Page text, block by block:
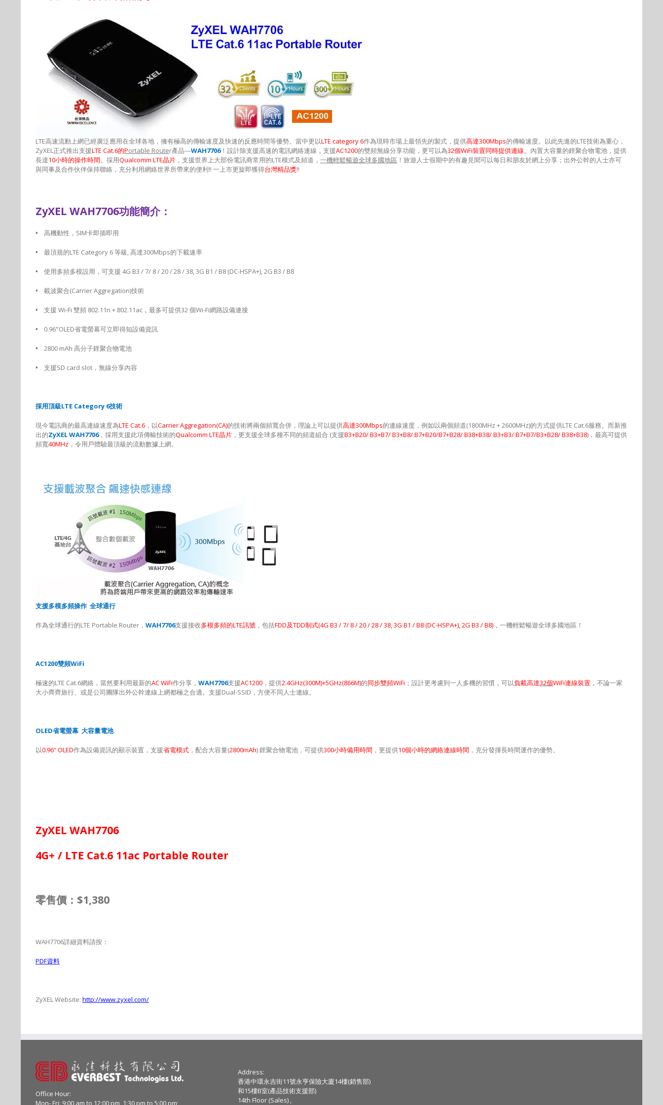
LTE高速流動上網已經廣泛應用在全球各地，擁有極高的傳輸速度及快速的反應時間等優勢。當中更以LTE category 6作為現時市場上最領先的製式，提供高達300Mbps的傳輸速度。以此先進的LTE技術為重心，
ZyXEL正式推出支援LTE Cat.6的Portable Router產品—WAH7706！設計除支援高速的電訊網絡連線，支援AC1200的雙頻無線分享功能，更可以為32個WiFi裝置同時提供連線。內置大容量的鋰聚合物電池，提供
長達10小時的操作時間。採用Qualcomm LTE晶片 ，支援世界上大部份電訊商常用的LTE模式及頻道， 一機輕鬆暢遊全球多國地區 ！旅遊人士假期中的有趣見聞可以每日和朋友於網上分享；出外公幹的人士亦可
與同事及合作伙伴保持聯絡，充分利用網絡世界所帶來的便利!! 一上市更旋即獲得台灣精品獎!!
ZyXEL WAH7706功能簡介：
• 高機動性， SIM卡即插即用
• 最頂規的LTE Category 6等級,高達300Mbps的下載速率
• 使用多頻多模設用，可支援 4G B3 / 7/ 8 / 20 / 28 / 38, 3G B1 / B8 (DC-HSPA+), 2G B3 / B8
• 載波聚合(Carrier Aggregation)技術
• 支援 Wi-Fi 雙頻 802.11n + 802.11ac ，最多可提供32個Wi-Fi網路設備連接
• 0.96”OLED省電螢幕可立即得知設備資訊
• 2800 mAh 高分子鋰聚合物電池
• 支援SD card slot ，無線分享內容
採用頂級LTE Category 6技術
現今電訊商的最高連線速度為LTE Cat.6 ，以Carrier Aggregation(CA)的技術將兩個頻寬合併，理論上可以提供高達300Mbps的連線速度，例如以兩個頻道(1800MHz + 2600MHz)的方式提供LTE Cat.6服務。而新推
出的ZyXEL WAH7706，採用支援此項傳輸技術的Qualcomm LTE晶片 ，更支援全球多種不同的頻道組合 (支援B3+B20/ B3+B7/ B3+B8/ B7+B20/B7+B28/ B38+B38/ B3+B3/ B7+B7/B3+B28/ B38+B38) ，最高可提供
頻寬40MHz ，令用戶體驗最頂級的流動數據上網。
支援多模多頻操作 全球通行
作為全球通行的LTE Portable Router ， WAH7706支援接收多模多頻的LTE訊號 ，包括FDD及TDD制式(4G B3 / 7/ 8 / 20 / 28 / 38, 3G B1 / B8 (DC-HSPA+), 2G B3 / B8) ，一機輕鬆暢遊全球多國地區！
AC1200雙頻WiFi
極速的LTE Cat.6網絡，當然要利用最新的AC WiFi作分享， WAH7706支援AC1200 ，提供2.4GHz(300M)+5GHz(866M)的同步雙頻WiFi ；設計更考慮到一人多機的習慣，可以負載高達32個WiFi連線裝置 ，不論一家
大小齊齊旅行、或是公司團隊出外公幹連線上網都極之合適。支援Dual-SSID ，方便不同人士連線。
OLED省電螢幕 大容量電池
以0.96” OLED作為設備資訊的顯示裝置，支援省電模式 ，配合大容量(2800mAh)鋰聚合物電池，可提供300小時備用時間 ，更提供10個小時的網絡連線時間 ，充分發揮長時間運作的優勢。
ZyXEL WAH7706
4G+ / LTE Cat.6 11ac Portable Router
零售價： $1,380
WAH7706詳細資料請按：
PDF資料
ZyXEL Website: http://www.zyxel.com/
Office Hour:
Mon- Fri: 9:00 am to 12:00 pm, 1:30 pm to 5:00 pm;
Address:
香港中環永吉街11號永亨保險大廈14樓(銷售部)
和15樓B室(產品技術支援部)
14th Floor (Sales) ,